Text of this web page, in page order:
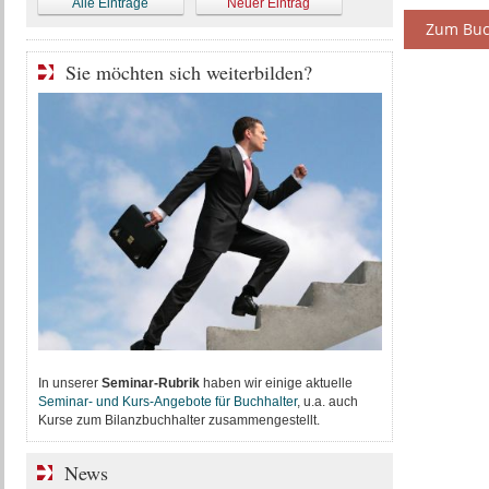
Zum
Alle Einträge Neuer Eintrag
Sie möchten sich weiterbilden?
In unserer Seminar-Rubrikhaben wir einige aktuelle
Seminar- und Kurs-Angebote für Buchhalter, u.a. auch
Kurse zum Bilanzbuchhalter zusammengestellt.
News